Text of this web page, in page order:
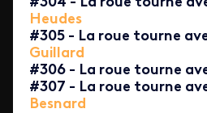
Heudes
#305 - La roue tourne
Guillard
#306 - La roue tourne
#307 - La roue tourne
Besnard